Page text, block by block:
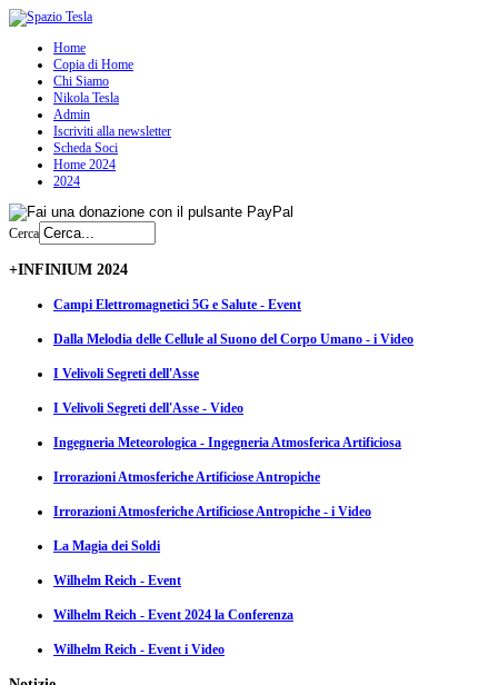
Home
Copia di Home
Chi Siamo
Nikola Tesla
Admin
Iscriviti alla newsletter
Scheda Soci
Home 2024
2024
Cerca
+INFINIUM 2024
Campi Elettromagnetici 5G e Salute - Event
Dalla Melodia delle Cellule al Suono del Corpo Umano - i Video
I Velivoli Segreti dell'Asse
I Velivoli Segreti dell'Asse - Video
Ingegneria Meteorologica - Ingegneria Atmosferica Artificiosa
Irrorazioni Atmosferiche Artificiose Antropiche
Irrorazioni Atmosferiche Artificiose Antropiche - i Video
La Magia dei Soldi
Wilhelm Reich - Event
Wilhelm Reich - Event 2024 la Conferenza
Wilhelm Reich - Event i Video